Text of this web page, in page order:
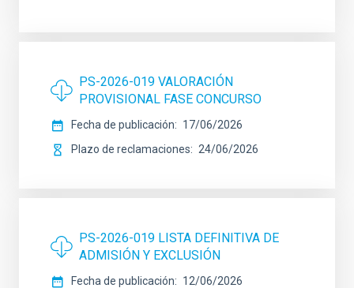
PS-2026-019 VALORACIÓN
PROVISIONAL FASE CONCURSO
Fecha de publicación
17/06/2026
Plazo de reclamaciones
24/06/2026
PS-2026-019 LISTA DEFINITIVA DE
ADMISIÓN Y EXCLUSIÓN
Fecha de publicación 12/06/2026